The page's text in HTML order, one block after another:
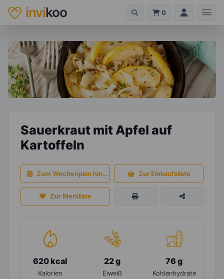
invikoo 0
Sauerkraut mit Apfel auf
Kartoffeln
Zum Wochenplan hinzufügen Zur Einkaufsliste
Zur Merkliste
620 kcal
Kalorien
22 g
Eiweiß
76 g
Kohlenhydrate